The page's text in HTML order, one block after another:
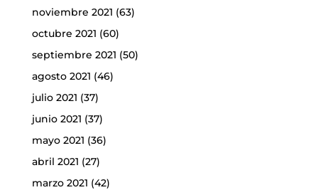
noviembre 2021 (63)
octubre 2021 (60)
septiembre 2021 (50)
agosto 2021 (46)
julio 2021 (37)
junio 2021 (37)
mayo 2021 (36)
abril 2021 (27)
marzo 2021 (42)